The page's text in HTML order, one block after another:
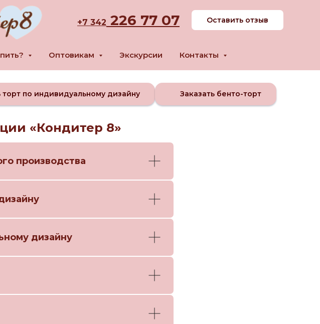
+7 342 226 77 07 Оставить отзыв
Оптовикам Экскурсии Контакты
торт по индивидуальному дизайну Заказать бенто-торт
«Кондитер 8»
производства
дизайну